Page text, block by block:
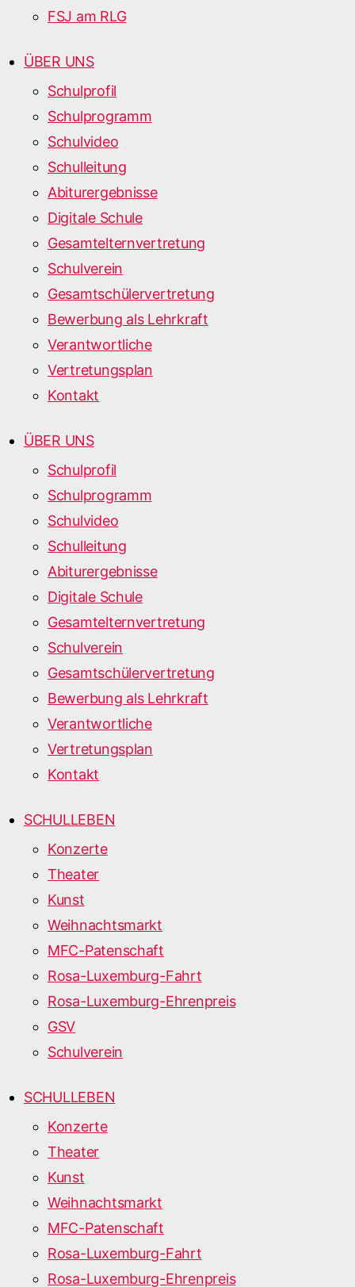
FSJ am RLG
ÜBER UNS
Schulprofil
Schulprogramm
Schulvideo
Schulleitung
Abiturergebnisse
Digitale Schule
Gesamtelternvertretung
Schulverein
Gesamtschülervertretung
Bewerbung als Lehrkraft
Verantwortliche
Vertretungsplan
Kontakt
ÜBER UNS
Schulprofil
Schulprogramm
Schulvideo
Schulleitung
Abiturergebnisse
Digitale Schule
Gesamtelternvertretung
Schulverein
Gesamtschülervertretung
Bewerbung als Lehrkraft
Verantwortliche
Vertretungsplan
Kontakt
SCHULLEBEN
Konzerte
Theater
Kunst
Weihnachtsmarkt
MFC-Patenschaft
Rosa-Luxemburg-Fahrt
Rosa-Luxemburg-Ehrenpreis
GSV
Schulverein
SCHULLEBEN
Konzerte
Theater
Kunst
Weihnachtsmarkt
MFC-Patenschaft
Rosa-Luxemburg-Fahrt
Rosa-Luxemburg-Ehrenpreis